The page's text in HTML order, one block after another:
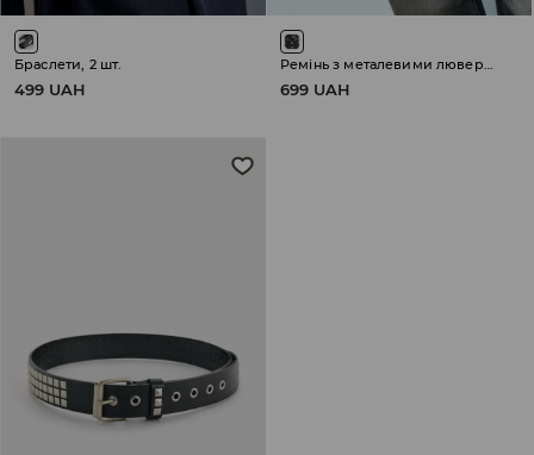
Браслети, 2 шт.
499 UAH
Ремінь з металевими люверсами
699 UAH